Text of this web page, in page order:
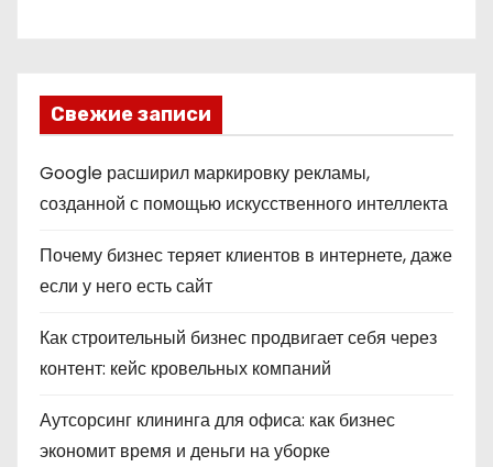
Свежие записи
Google расширил маркировку рекламы,
созданной с помощью искусственного интеллекта
Почему бизнес теряет клиентов в интернете, даже
если у него есть сайт
Как строительный бизнес продвигает себя через
контент: кейс кровельных компаний
Аутсорсинг клининга для офиса: как бизнес
экономит время и деньги на уборке